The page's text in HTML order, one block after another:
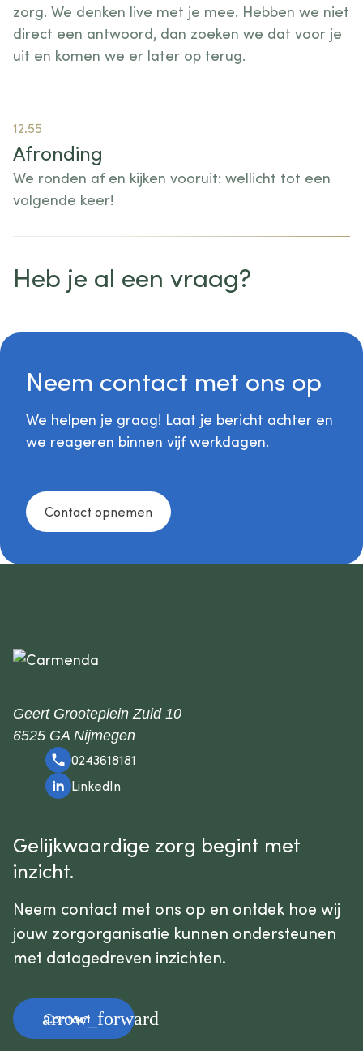
zorg. We denken live met je mee. Hebben we niet
direct een antwoord, dan zoeken we dat voor je
uit en komen we er later op terug.
12.55
Afronding
We ronden af en kijken vooruit: wellicht tot een
volgende keer!
Heb je al een vraag?
Neem contact met ons op
We helpen je graag! Laat je bericht achter en
we reageren binnen vijf werkdagen.
Contact opnemen
Geert Grooteplein Zuid 10
6525 GA Nijmegen
0243618181
LinkedIn
Gelijkwaardige zorg begint met
inzicht.
Neem contact met ons op en ontdek hoe wij
jouw zorgorganisatie kunnen ondersteunen
met datagedreven inzichten.
arrow_forward
Contact